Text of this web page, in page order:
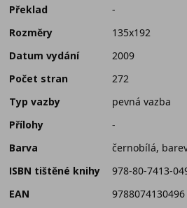
Překlad
-
Rozměry
135x192
Datum vydání
2009
Počet stran
272
Typ vazby
pevná vazba
Přílohy
-
Barva
černobílá,
ISBN tištěné knihy
978-80-7413-
EAN
9788074130496